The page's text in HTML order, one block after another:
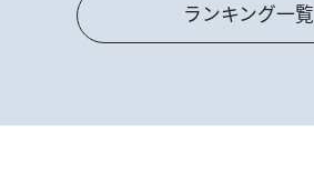
ランキング一覧